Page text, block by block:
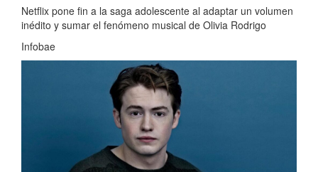
Netflix pone fin a la saga adolescente al adaptar un volumen
inédito y sumar el fenómeno musical de Olivia Rodrigo
Infobae